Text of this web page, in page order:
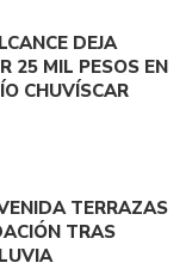
DEJA
25 MIL PESOS EN
CHUVÍSCAR
TERRAZAS
TRAS